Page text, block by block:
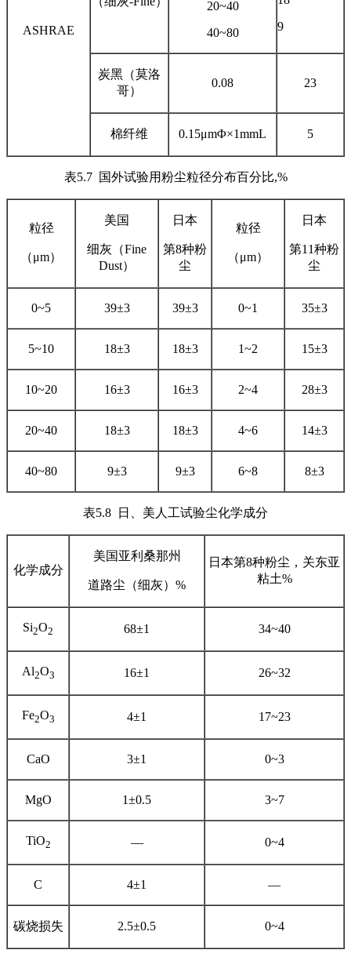
ASHRAE
20~40
40~80
9
炭黑（莫洛
哥）
0.08 23
棉纤维 0.15μmΦ×1mmL 5
表5.7 国外试验用粉尘粒径分布百分比,%
粒径
（μm）
美国
细灰（Fine
Dust）
日本
第8种粉
尘
粒径
（μm）
日本
第11种粉
尘
0~5 39±3 39±3 0~1 35±3
5~10 18±3 18±3 1~2 15±3
10~20 16±3 16±3 2~4 28±3
20~40 18±3 18±3 4~6 14±3
40~80 9±3 9±3 6~8 8±3
表5.8 日、美人工试验尘化学成分
化学成分
美国亚利桑那州
道路尘（细灰）%
日本第8种粉尘，关东亚
粘土%
Si2O2 68±1 34~40
Al2O3 16±1 26~32
Fe2O3 4±1 17~23
CaO 3±1 0~3
MgO 1±0.5 3~7
TiO2 — 0~4
C 4±1 —
碳烧损失 2.5±0.5 0~4